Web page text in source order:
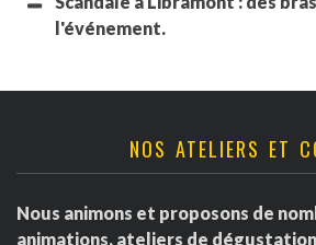
l'événement.
NOS ATELIERS ET
Nous animons et proposons de
animations, ateliers de